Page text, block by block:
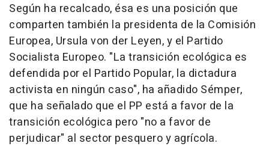
Según ha recalcado, ésa es una posición que
comparten también la presidenta de la Comisión
Europea, Ursula von der Leyen, y el Partido
Socialista Europeo. "La transición ecológica es
defendida por el Partido Popular, la dictadura
activista en ningún caso", ha añadido Sémper,
que ha señalado que el PP está a favor de la
transición ecológica pero "no a favor de
perjudicar" al sector pesquero y agrícola.